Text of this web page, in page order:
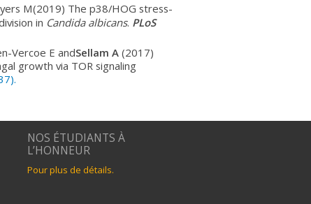
M(2019) The p38/HOG stress-
in Candida albicans. PLoS
Vercoe E andSellam A (2017)
growth via TOR signaling
NOS ÉTUDIANTS À
L’HONNEUR
Pour plus de détails.